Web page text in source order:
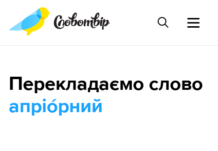
Перекладаємо слово
апріо́рний